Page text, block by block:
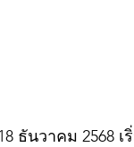
ธันวาคม 2568 เ